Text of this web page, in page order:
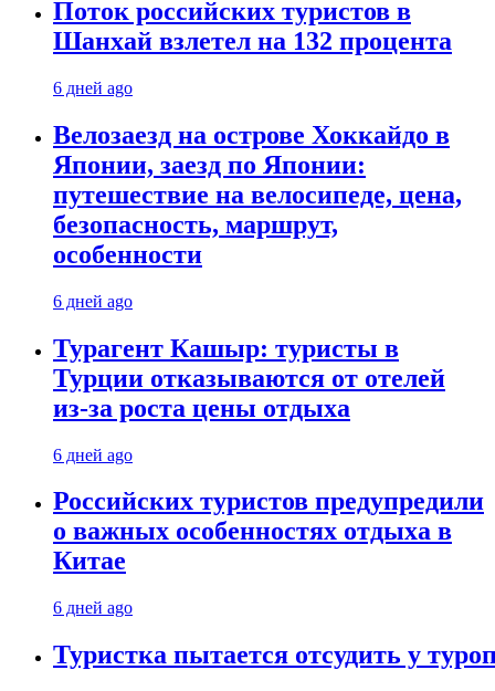
Поток российских туристов в
Шанхай взлетел на 132 процента
6 дней ago
Велозаезд на острове Хоккайдо в
Японии, заезд по Японии:
путешествие на велосипеде, цена,
безопасность, маршрут,
особенности
6 дней ago
Турагент Кашыр: туристы в
Турции отказываются от отелей
из-за роста цены отдыха
6 дней ago
Российских туристов предупредили
о важных особенностях отдыха в
Китае
6 дней ago
Туристка пытается отсудить у